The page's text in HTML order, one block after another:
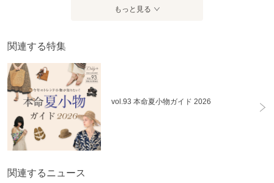
もっと見る
関連する特集
vol.93 本命夏小物ガイド 2026
関連するニュース